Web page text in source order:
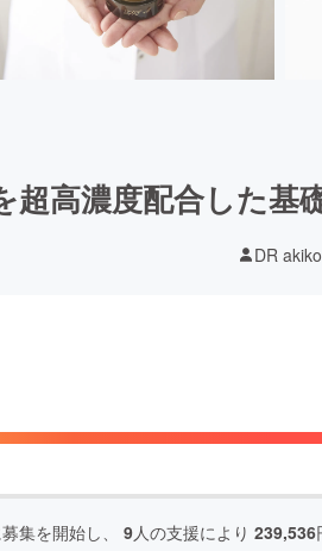
超高濃度配合した基
DR
集を開始し、 9人の支援により 239,536